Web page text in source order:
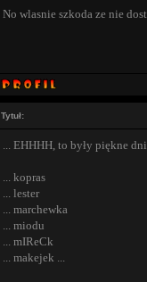
No wlasnie szkoda ze nie
Tytuł:
... EHHHH, to były piękne
... kopras
... lester
... marchewka
... miodu
... mIReCk
... makejek ...